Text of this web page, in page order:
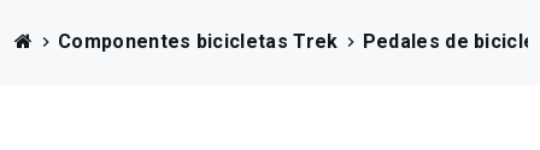
chevron_right Componentes bicicletas Trek chevron_right Pedales de